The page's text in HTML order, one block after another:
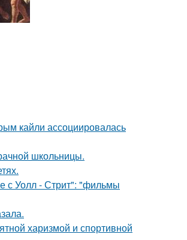
кайли ассоциировалась
школьницы.
с Уолл - Стрит": "фильмы
харизмой и спортивной